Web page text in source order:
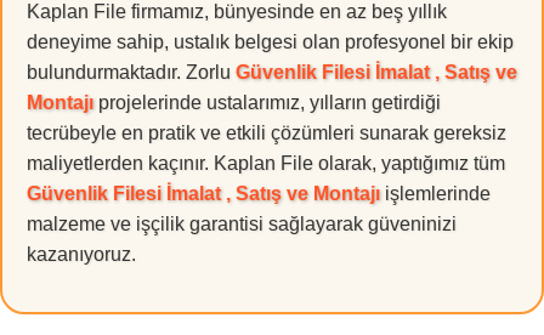
Kaplan File firmamız, bünyesinde en az beş yıllık
deneyime sahip, ustalık belgesi olan profesyonel bir ekip
bulundurmaktadır. Zorlu Güvenlik Filesi İmalat , Satış ve
Montajıprojelerinde ustalarımız, yılların getirdiği
tecrübeyle en pratik ve etkili çözümleri sunarak gereksiz
maliyetlerden kaçınır. Kaplan File olarak, yaptığımız tüm
Güvenlik Filesi İmalat , Satış ve Montajıişlemlerinde
malzeme ve işçilik garantisi sağlayarak güveninizi
kazanıyoruz.